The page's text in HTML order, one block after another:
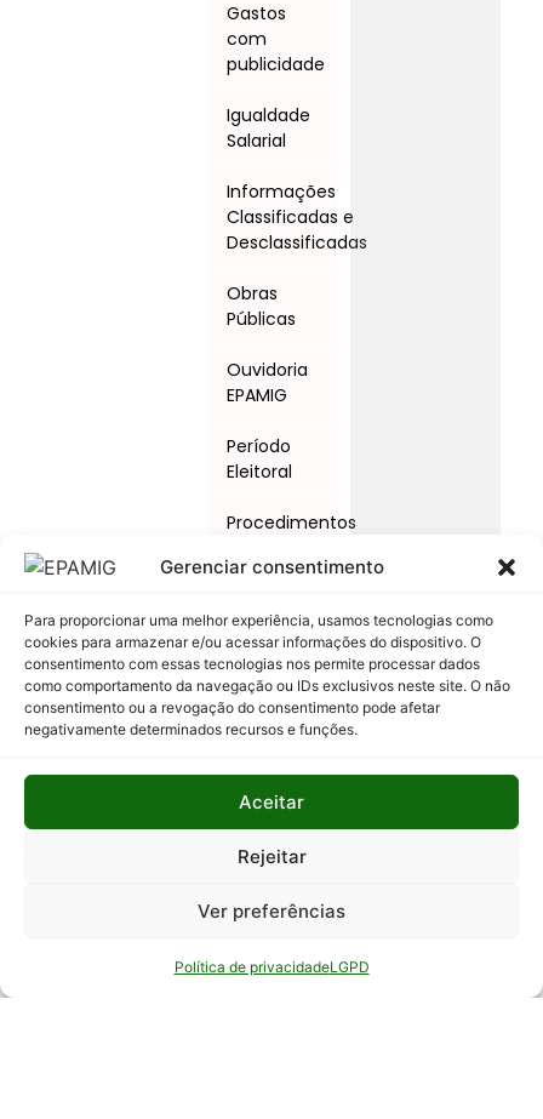
Gerenciar consentimento
Para proporcionar uma melhor experiência, usamos tecnologias como
cookies para armazenar e/ou acessar informações do dispositivo. O
consentimento com essas tecnologias nos permite processar dados
como comportamento da navegação ou IDs exclusivos neste site. O não
consentimento ou a revogação do consentimento pode afetar
negativamente determinados recursos e funções.
Aceitar
Rejeitar
Ver preferências
Política de privacidadeLGPD
Gastos
com
publicidade
Igualdade
Salarial
Informações
Classificadas e
Desclassificadas
Obras
Públicas
Ouvidoria
EPAMIG
Período
Eleitoral
Procedimentos
e Ações
Relatório
Anual de
Atividades
Auditoria
Interna
Relatório
Informação
ao Cidadão